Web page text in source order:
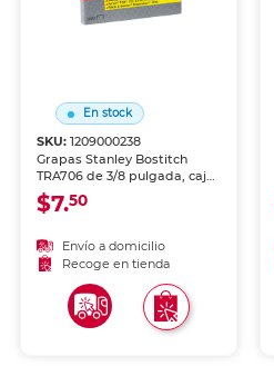
En stock
SKU:1209000238
Grapas Stanley Bostitch
TRA706 de 3/8 pulgada, caja
con 1000 unidades. Para uso
con engrapadoras de alta
acero resistente. Engrapado
firme y seguro en
materiales diversos.
$7.50
Envío a domicilio
Recoge en tienda